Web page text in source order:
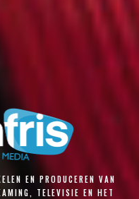
EN PRODUCEREN VAN
TELEVISIE EN HET